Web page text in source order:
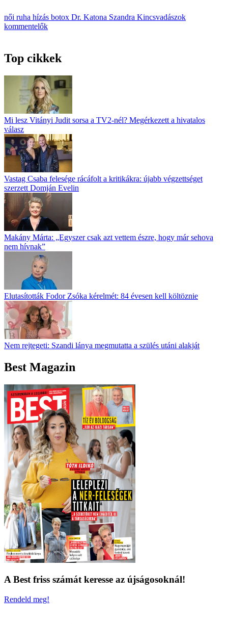
női ruha hízás botox Dr. Katona Szandra Kincsvadászok
kommentelők
Top cikkek
Mi lesz Vitányi Judit sorsa a TV2-nél? Megérkezett a hivatalos
válasz
Vastag Csaba felesége rácáfolt a kritikákra: újabb végzettséget
szerzett Domján Evelin
Makány Márta: „Egyszer csak azt vettem észre, hogy már sehova
nem hívnak”
Elutasították Fodor Zsóka kérelmét: 84 évesen kell költöznie
Nem rejtegeti: Szandi lánya megmutatta a szülés utáni alakját
Best Magazin
A Best friss számát keresse az újságosoknál!
Rendeld meg!